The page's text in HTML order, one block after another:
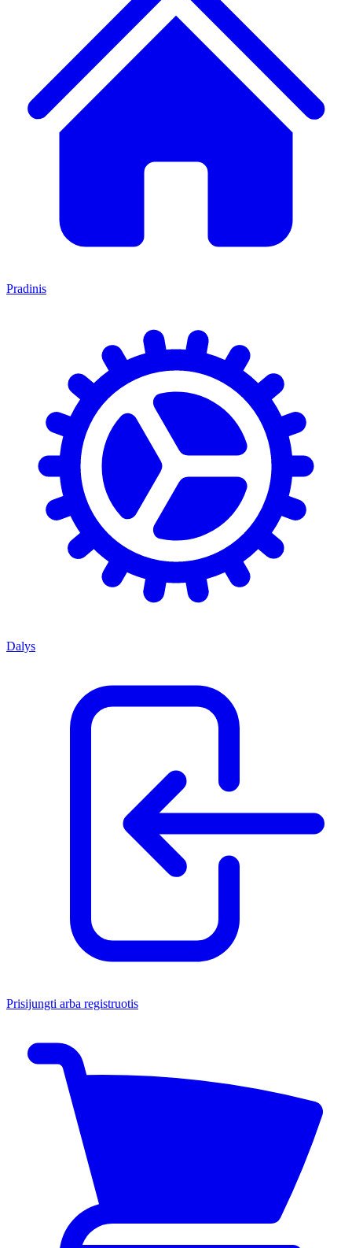
Pradinis
Dalys
Prisijungti arba registruotis